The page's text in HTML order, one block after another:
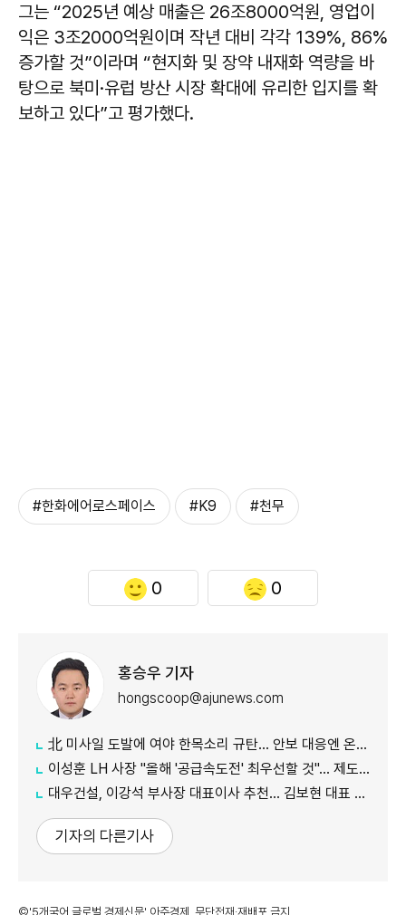
그는 “2025년 예상 매출은 26조8000억원, 영업이
익은 3조2000억원이며 작년 대비 각각 139%, 86%
증가할 것”이라며 “현지화 및 장약 내재화 역량을 바
탕으로 북미·유럽 방산 시장 확대에 유리한 입지를 확
보하고 있다”고 평가했다.
#한화에어로스페이스 #K9 #천무
0 0
홍승우 기자
hongscoop@ajunews.com
北 미사일 도발에 여야 한목소리 규탄… 안보 대응엔 온도차
이성훈 LH 사장 "올해 '공급속도전' 최우선할 것"… 제도 개선·직원 참여 독려
대우건설, 이강석 부사장 대표이사 추천… 김보현 대표 용퇴
기자의 다른기사
©'5개국어 글로벌 경제신문' 아주경제. 무단전재·재배포 금지